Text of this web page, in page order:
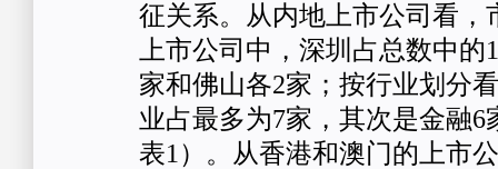
征关系。从内地上市公司看，
上市公司中，深圳占总数中
家和佛山各2家；按行业划分
业占最多为7家，其次是金融6
表1）。从香港和澳门的上市